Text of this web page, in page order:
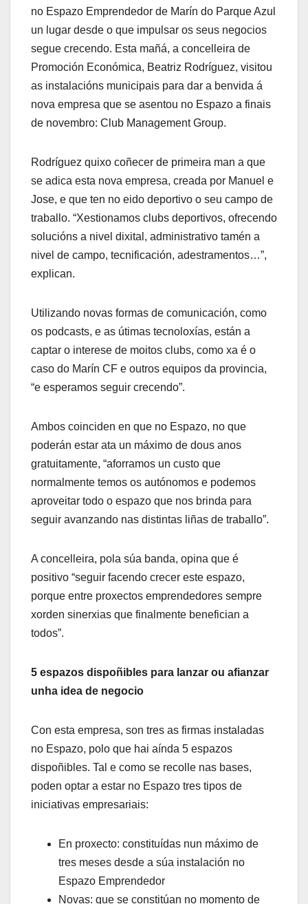
no Espazo Emprendedor de Marín do Parque Azul
un lugar desde o que impulsar os seus negocios
segue crecendo. Esta mañá, a concelleira de
Promoción Económica, Beatriz Rodríguez, visitou
as instalacións municipais para dar a benvida á
nova empresa que se asentou no Espazo a finais
de novembro: Club Management Group.
Rodríguez quixo coñecer de primeira man a que
se adica esta nova empresa, creada por Manuel e
Jose, e que ten no eido deportivo o seu campo de
traballo. “Xestionamos clubs deportivos, ofrecendo
solucións a nivel dixital, administrativo tamén a
nivel de campo, tecnificación, adestramentos…”,
explican.
Utilizando novas formas de comunicación, como
os podcasts, e as útimas tecnoloxías, están a
captar o interese de moitos clubs, como xa é o
caso do Marín CF e outros equipos da provincia,
“e esperamos seguir crecendo”.
Ambos coinciden en que no Espazo, no que
poderán estar ata un máximo de dous anos
gratuitamente, “aforramos un custo que
normalmente temos os autónomos e podemos
aproveitar todo o espazo que nos brinda para
seguir avanzando nas distintas liñas de traballo”.
A concelleira, pola súa banda, opina que é
positivo “seguir facendo crecer este espazo,
porque entre proxectos emprendedores sempre
xorden sinerxias que finalmente benefician a
todos”.
5 espazos dispoñibles para lanzar ou afianzar
unha idea de negocio
Con esta empresa, son tres as firmas instaladas
no Espazo, polo que hai aínda 5 espazos
dispoñibles. Tal e como se recolle nas bases,
poden optar a estar no Espazo tres tipos de
iniciativas empresariais:
En proxecto: constituídas nun máximo de
tres meses desde a súa instalación no
Espazo Emprendedor
Novas: que se constitúan no momento de